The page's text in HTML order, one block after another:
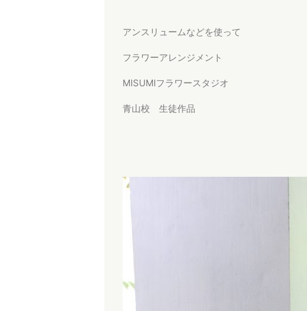
アンスリュームなどを使って
フラワーアレンジメント
MISUMIフラワースタジオ
青山校 生徒作品